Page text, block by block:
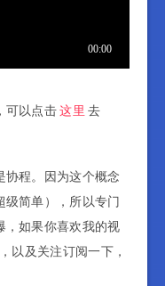
可以点击这里去
程。因为这个概念
简单），所以专门
，如果你喜欢我的视
以及关注订阅一下，